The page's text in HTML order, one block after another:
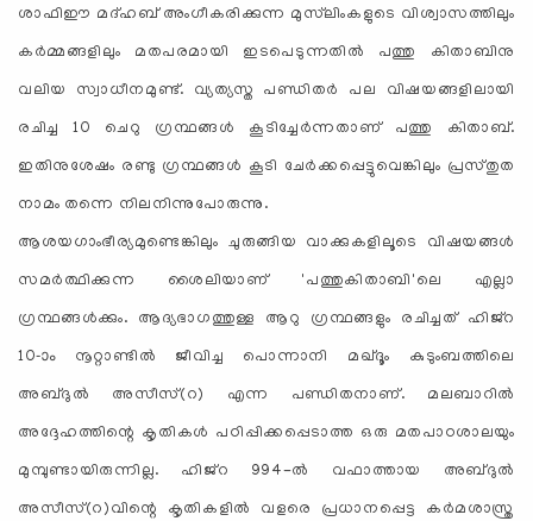
ശാഫിഈ മദ്ഹബ് അംഗീകരിക്കുന്ന മുസ്‌ലിംകളുടെ വിശ്വാസത്തിലും
കര്‍മ്മങ്ങളിലും മതപരമായി ഇടപെടുന്നതില്‍ പത്തു കിതാബിനു
വലിയ സ്വാധീനമുണ്ട്. വ്യത്യസ്ത പണ്ഡിതര്‍ പല വിഷയങ്ങളിലായി
രചിച്ച 10 ചെറു ഗ്രന്ഥങ്ങള്‍ കൂടിച്ചേര്‍ന്നതാണ് പത്തു കിതാബ്.
ഇതിനുശേഷം രണ്ടു ഗ്രന്ഥങ്ങള്‍ കൂടി ചേര്‍ക്കപ്പെട്ടുവെങ്കിലും പ്രസ്തുത
നാമം തന്നെ നിലനിന്നുപോരുന്നു.
ആശയഗാംഭീര്യമുണ്ടെങ്കിലും ചുരുങ്ങിയ വാക്കുകളിലൂടെ വിഷയങ്ങള്‍
സമര്‍ത്ഥിക്കുന്ന ശൈലിയാണ് 'പത്തുകിതാബി'ലെ എല്ലാ
ഗ്രന്ഥങ്ങള്‍ക്കും. ആദ്യഭാഗത്തുള്ള ആറു ഗ്രന്ഥങ്ങളും രചിച്ചത് ഹിജ്‌റ
10-ാം നൂറ്റാണ്ടില്‍ ജീവിച്ച പൊന്നാനി മഖ്ദൂം കുടുംബത്തിലെ
അബ്ദുല്‍ അസീസ്(റ) എന്ന പണ്ഡിതനാണ്. മലബാറില്‍
അദ്ദേഹത്തിന്റെ കൃതികള്‍ പഠിപ്പിക്കപ്പെടാത്ത ഒരു മതപാഠശാലയും
മുമ്പുണ്ടായിരുന്നില്ല. ഹിജ്‌റ 994-ല്‍ വഫാത്തായ അബ്ദുല്‍
അസീസ്(റ)വിന്റെ കൃതികളില്‍ വളരെ പ്രധാനപ്പെട്ട കര്‍മശാസ്ത്ര